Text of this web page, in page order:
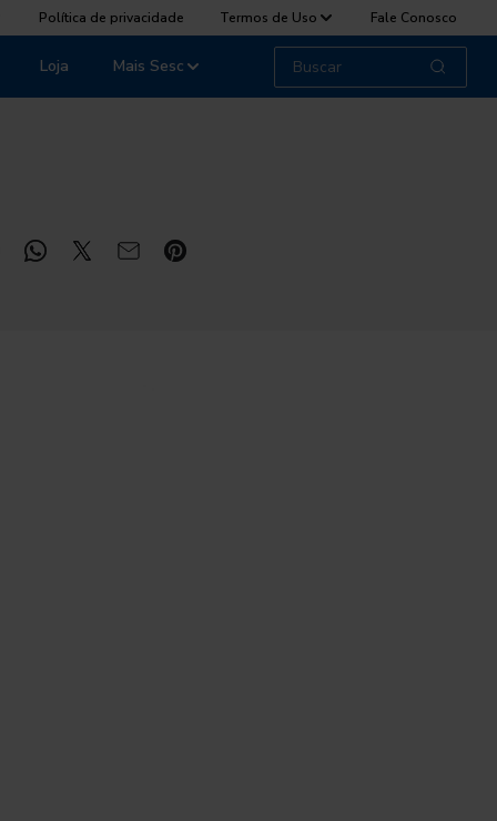
Política de privacidade Termos de Uso Fale Conosco
Loja Mais Sesc